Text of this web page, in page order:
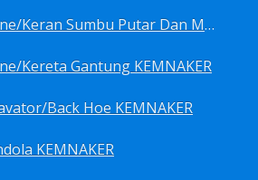
Sertifikasi Crane/Keran Sumbu Putar Dan Mesin Pancang KEMNAKER
Kereta Gantung KEMNAKER
Back Hoe KEMNAKER
KEMNAKER